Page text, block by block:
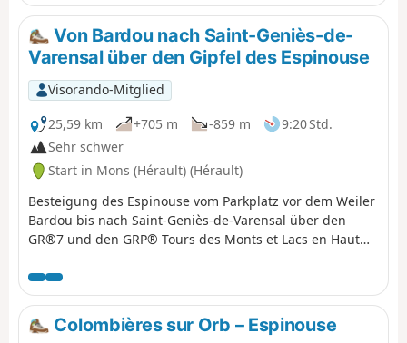
Von Bardou nach Saint-Geniès-de-
Varensal über den Gipfel des Espinouse
Visorando-Mitglied
25,59 km
+705 m -859 m
9:20 Std.
Sehr schwer
Start in Mons (Hérault) (Hérault)
Besteigung des Espinouse vom Parkplatz vor dem Weiler
Bardou bis nach Saint-Geniès-de-Varensal über den
GR®7 und den GRP® Tours des Monts et Lacs en Haut
zweitägigen Rundwanderung, die mit der Besteigung
des Caroux von Saint-Geniès-de-Varensal zum Parkplatz
vor dem Weiler Bardou abgeschlossen wird.
Colombières sur Orb – Espinouse